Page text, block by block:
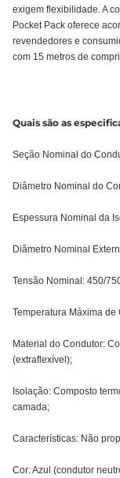
exigem flexibilidade. A
Pocket Pack oferece
revendedores e
com 15 metros de
Quais são as
Seção Nominal do
Diâmetro Nominal do
Espessura Nominal da
Diâmetro Nominal
Tensão Nominal: 450/
Temperatura Máxima de
Material do Condutor:
(extraflexível);
Isolação: Composto
camada;
Características: Não
Cor: Azul (condutor